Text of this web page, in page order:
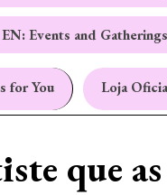
Events and Gatherings
for You Loja
que